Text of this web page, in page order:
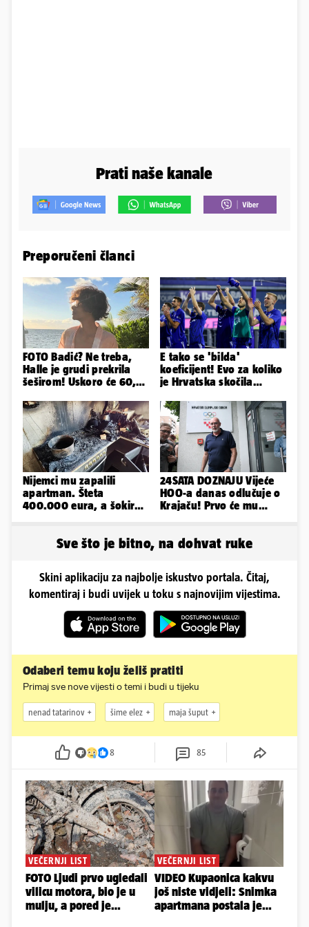
Prati naše kanale
Preporučeni članci
FOTO Badić? Ne treba,
Halle je grudi prekrila
šeširom! Uskoro će 60,
E tako se 'bilda'
koeficijent! Evo za koliko
je Hrvatska skočila
klubova
Nijemci mu zapalili
apartman. Šteta
400.000 eura, a šokirao
24SATA DOZNAJU Vijeće
HOO-a danas odlučuje o
Krajaču! Prvo će mu
Sve što je bitno, na dohvat ruke
Skini aplikaciju za najbolje iskustvo portala. Čitaj,
komentiraj i budi uvijek u toku s najnovijim vijestima.
Odaberi temu koju želiš pratiti
Primaj sve nove vijesti o temi i budi u tijeku
nenad tatarinov šime elez maja šuput
8 85